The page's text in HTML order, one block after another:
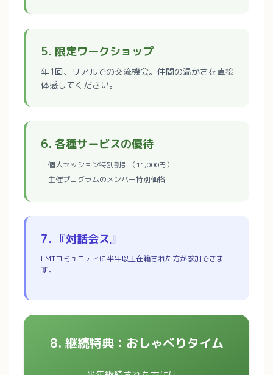
5. 限定ワークショップ
年1回、リアルでの交流機会。仲間の温かさを直接
体感してください。
6. 各種サービスの優待
・個人セッション特別割引（11,000円）
・主催プログラムのメンバー特別価格
7. 『対話会ス』
LMTコミュニティに半年以上在籍された方が参加できま
す。
8. 継続特典：おしゃべりタイム